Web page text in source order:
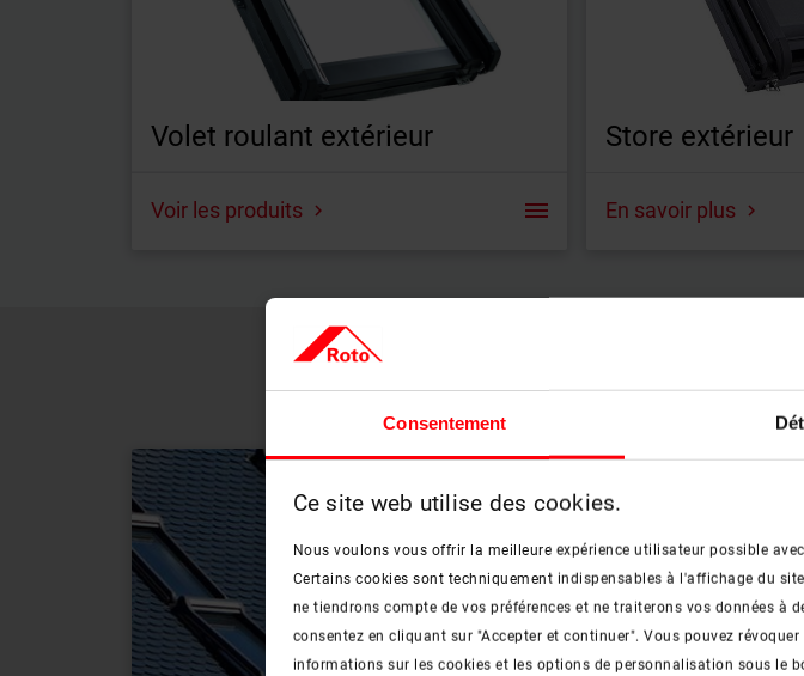
Consentement
Ce site web utilise des cookies.
Nous voulons vous offrir la meilleure expérience utilisateur possible
Certains cookies sont techniquement indispensables à l'affichage du
ne tiendrons compte de vos préférences et ne traiterons vos données
consentez en cliquant sur "Accepter et continuer". Vous pouvez
informations sur les cookies et les options de personnalisation sous le
Volet roulant extérieur
Voir les produits
Store extérieur
En savoir plus